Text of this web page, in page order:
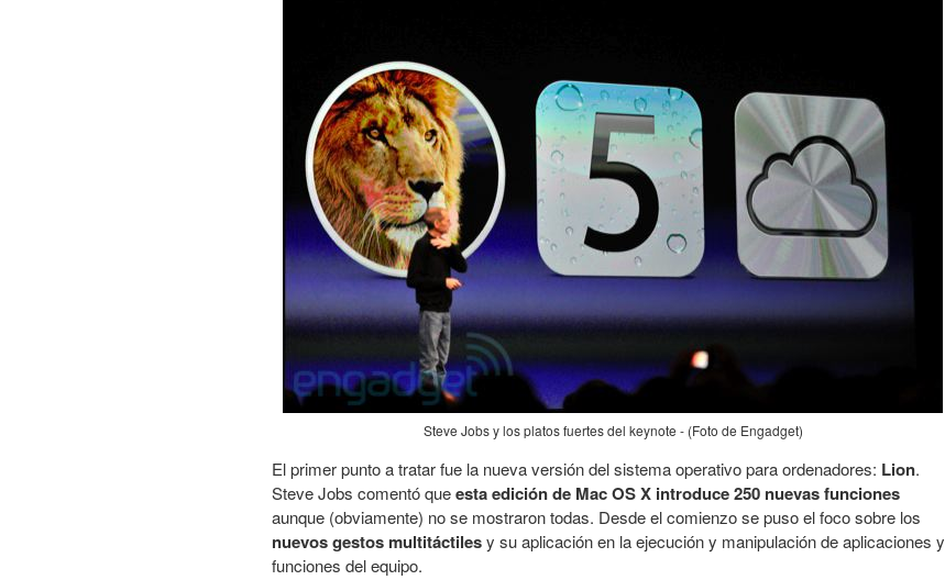
Steve Jobs y los platos fuertes del keynote - (Foto de Engadget)
El primer punto a tratar fue la nueva versión del sistema operativo para ordenadores: Lion.
Steve Jobs comentó queesta edición de Mac OS X introduce 250 nuevas funciones
aunque (obviamente) no se mostraron todas. Desde el comienzo se puso el foco sobre los
nuevos gestos multitáctilesy su aplicación en la ejecución y manipulación de aplicaciones y
funciones del equipo.